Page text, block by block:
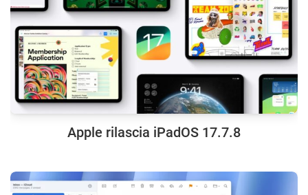
Apple rilascia iPadOS 17.7.8